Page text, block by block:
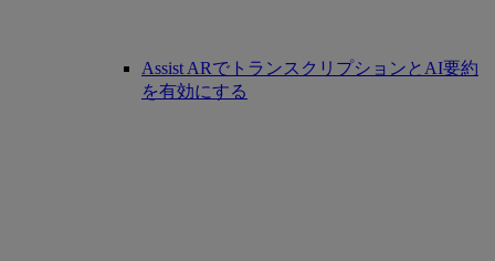
Assist ARでトランスクリプションとAI要約
を有効にする